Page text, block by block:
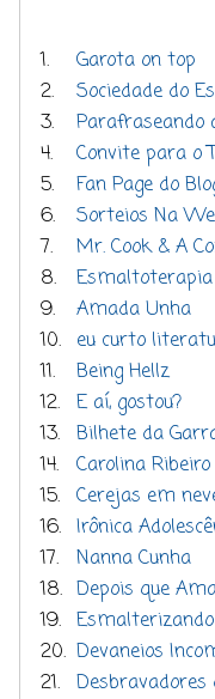
1.
Garota on top
2.
Sociedade do
3.
Parafraseando
4.
Convite para o
5.
Fan Page do
6.
Sorteios Na
7.
Mr. Cook & A
8.
Esmaltoterapia
9.
Amada Unha
10. eu curto
11.
Being Hellz
12. E aí, gostou?
13. Bilhete da
14.
Carolina Ribeiro
15. Cerejas em
16. Irônica
17.
Nanna Cunha
18. Depois que
19.
20. Devaneios
21. Desbravadores